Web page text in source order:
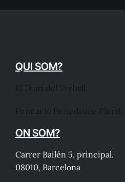
QUI SOM?
ON SOM?
Carrer Bailén 5, principal.
08010, Barcelona